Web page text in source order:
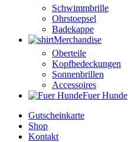
Schwimmbrille
Ohrstoepsel
Badekappe
Merchandise
Oberteile
Kopfbedeckungen
Sonnenbrillen
Accessoires
Fuer Hunde
Gutscheinkarte
Shop
Kontakt